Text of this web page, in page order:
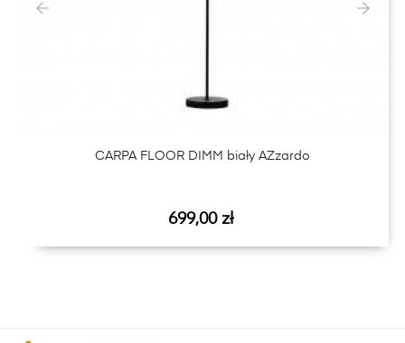
CARPA FLOOR DIMM biały AZzardo
Cena
699,00 zł